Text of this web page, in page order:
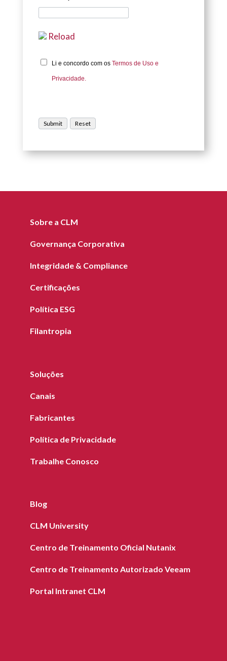
Reload
Li e concordo com os Termos de Uso e
Privacidade.
Sobre a CLM
Governança Corporativa
Integridade & Compliance
Certificações
Política ESG
Filantropia
Soluções
Canais
Fabricantes
Política de Privacidade
Trabalhe Conosco
Blog
CLM University
Centro de Treinamento Oficial Nutanix
Centro de Treinamento Autorizado Veeam
Portal Intranet CLM